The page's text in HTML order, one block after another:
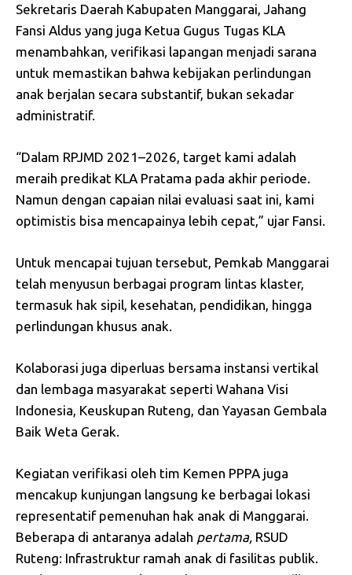
Sekretaris Daerah Kabupaten Manggarai, Jahang
Fansi Aldus yang juga Ketua Gugus Tugas KLA
menambahkan, verifikasi lapangan menjadi sarana
untuk memastikan bahwa kebijakan perlindungan
anak berjalan secara substantif, bukan sekadar
administratif.
“Dalam RPJMD 2021–2026, target kami adalah
meraih predikat KLA Pratama pada akhir periode.
Namun dengan capaian nilai evaluasi saat ini, kami
optimistis bisa mencapainya lebih cepat,” ujar Fansi.
Untuk mencapai tujuan tersebut, Pemkab Manggarai
telah menyusun berbagai program lintas klaster,
termasuk hak sipil, kesehatan, pendidikan, hingga
perlindungan khusus anak.
Kolaborasi juga diperluas bersama instansi vertikal
dan lembaga masyarakat seperti Wahana Visi
Indonesia, Keuskupan Ruteng, dan Yayasan Gembala
Baik Weta Gerak.
Kegiatan verifikasi oleh tim Kemen PPPA juga
mencakup kunjungan langsung ke berbagai lokasi
representatif pemenuhan hak anak di Manggarai.
Beberapa di antaranya adalah pertama, RSUD
Ruteng: Infrastruktur ramah anak di fasilitas publik.